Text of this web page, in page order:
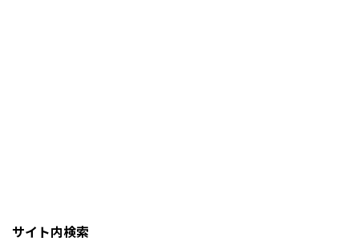
サイト内検索